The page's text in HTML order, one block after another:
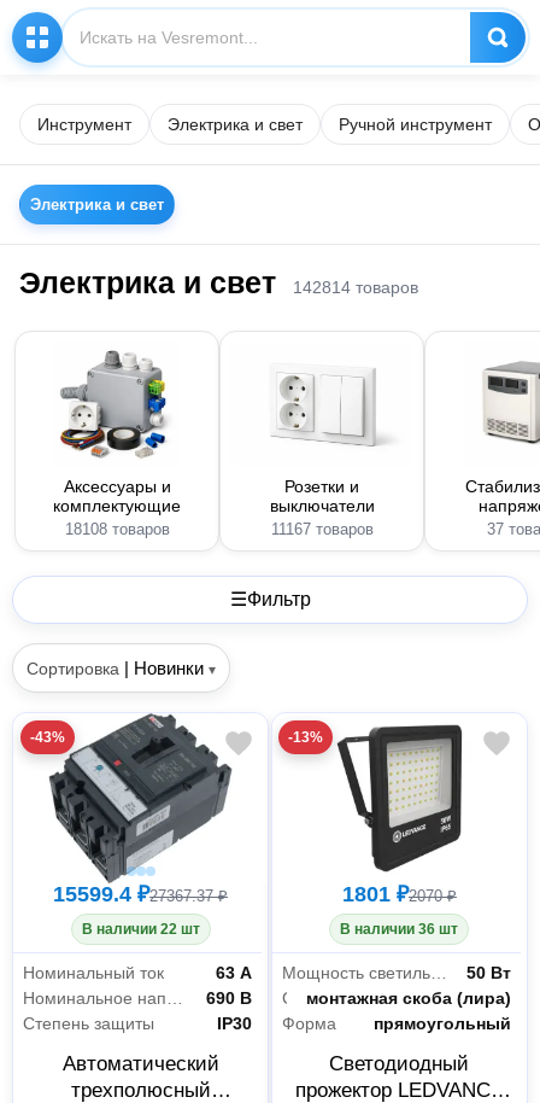
Инструмент Электрика и свет Ручной инструмент
Электрика и свет
Электрика и свет 142814 товаров
Аксессуары и
комплектующие
18108 товаров
Розетки и
выключатели
11167 товаров 37
☰Фильтр
Сортировка | Новинки ▾
-43%
15599.4 ₽27367.37 ₽
В наличии 22 шт
Номинальный ток
63 А
690 В
Степень защиты
IP30
Автоматический
трехполюсный
-13%
1801 ₽2070 ₽
В наличии 36 шт
Мощность светильника
50 Вт
Способ установкимонтажная скоба (лира)
Форма
прямоугольный
Светодиодный
прожектор LEDVANCE